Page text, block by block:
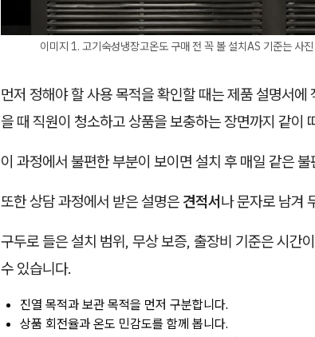
이미지 1. 고기숙성냉장고온도 구매 전 꼭 볼 설치AS 기준는 사
먼저 정해야 할 사용 목적을 확인할 때는 제품 설명서
을 때 직원이 청소하고 상품을 보충하는 장면까지 같이
이 과정에서 불편한 부분이 보이면 설치 후 매일 같은
또한 상담 과정에서 받은 설명은 견적서나 문자로 남겨
구두로 들은 설치 범위, 무상 보증, 출장비 기준은 시간
수 있습니다.
진열 목적과 보관 목적을 먼저 구분합니다.
상품 회전율과 온도 민감도를 함께 봅니다.